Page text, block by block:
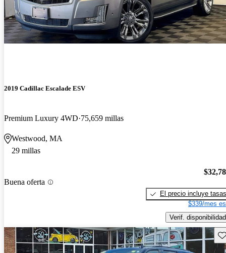
2019 Cadillac Escalade ESV
Premium Luxury 4WD 75,659 millas
Westwood, MA
29 millas
Buena oferta
El precio incluye tasas
$339/mes
Verif. disponibilidad